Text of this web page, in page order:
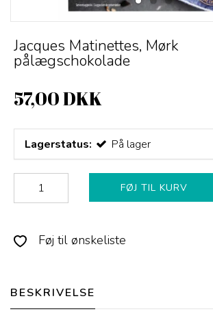
Jacques Matinettes, Mørk
pålægschokolade
57,00 DKK
Lagerstatus: På lager
FØJ TIL KURV
Føj til ønskeliste
BESKRIVELSE